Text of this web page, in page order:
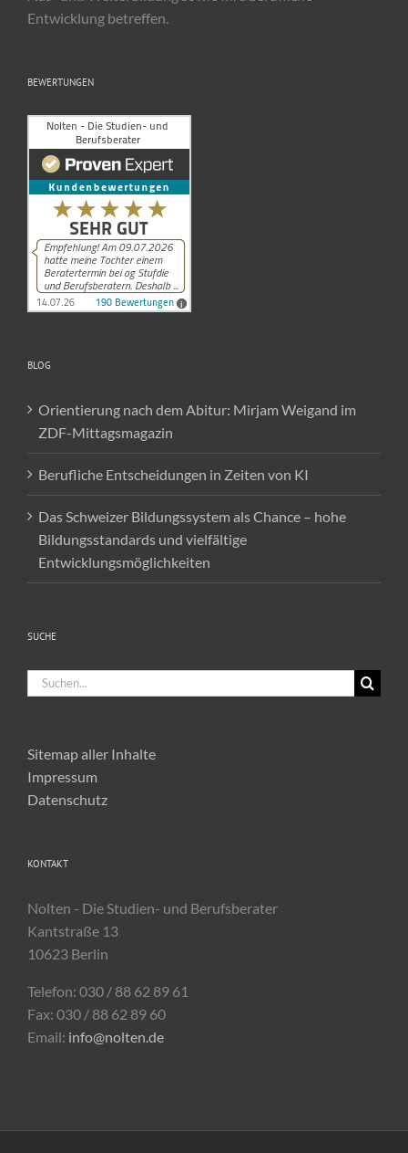
Entwicklung betreffen.
BEWERTUNGEN
BLOG
Orientierung nach dem Abitur: Mirjam Weigand im
ZDF-Mittagsmagazin
Berufliche Entscheidungen in Zeiten von KI
Das Schweizer Bildungssystem als Chance – hohe
Bildungsstandards und vielfältige
Entwicklungsmöglichkeiten
SUCHE
Suche
Sitemap aller Inhalte
Impressum
Datenschutz
KONTAKT
Nolten - Die Studien- und Berufsberater
Kantstraße 13
10623 Berlin
Telefon: 030 / 88 62 89 61
Fax: 030 / 88 62 89 60
Email: info@nolten.de